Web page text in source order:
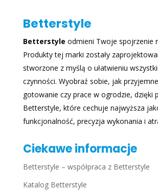
Betterstyle
Betterstyle odmieni Twoje spojrzenie
Produkty tej marki zostały
stworzone z myślą o ułatwieniu
czynności. Wyobraź sobie, jak
gotowanie czy prace w ogrodzie, dzięki
Betterstyle, które cechuje najwyższa
funkcjonalność, precyzja wykonania i
Ciekawe informacje
Betterstyle – współpraca z Betterstyle
Katalog Betterstyle